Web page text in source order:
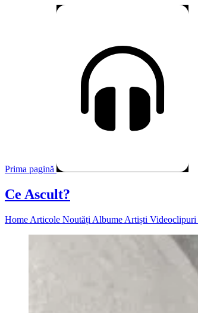
Prima pagină
Ce Ascult?
Home Articole Noutăți Albume Artiști Videoclipuri